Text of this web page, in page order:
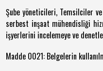
Şube yöneticileri, Temsilciler
serbest inşaat mühendisliği
işyerlerini incelemeye ve
Madde 0021: Belgelerin